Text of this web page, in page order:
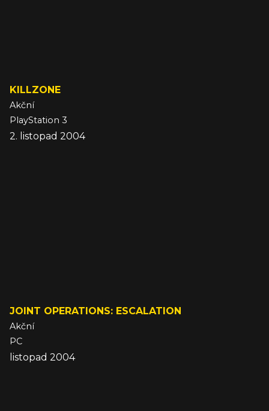
KILLZONE
Akční
PlayStation 3
2. listopad 2004
JOINT OPERATIONS: ESCALATION
Akční
PC
listopad 2004